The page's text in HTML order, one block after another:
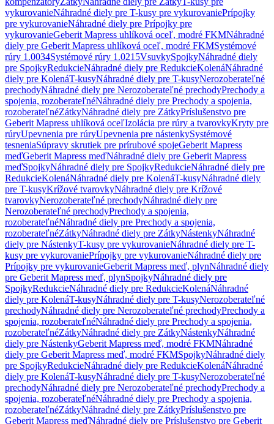
vykurovanieNáhradné diely pre T-kusy pre vykurovaniePrípojky
pre vykurovanieNáhradné diely pre Prípojky pre
vykurovanieGeberit Mapress uhlíková oceľ, modré FKMNáhradné
diely pre Geberit Mapress uhlíková oceľ, modré FKMSystémové
rúry 1.0034Systémové rúry 1.0215VsuvkySpojkyNáhradné diely
pre SpojkyRedukcieNáhradné diely pre RedukcieKolenáNáhradné
diely pre KolenáT-kusyNáhradné diely pre T-kusyNerozoberateľné
prechodyNáhradné diely pre Nerozoberateľné prechodyPrechody a
spojenia, rozoberateľnéNáhradné diely pre Prechody a spojenia,
rozoberateľnéZátkyNáhradné diely pre ZátkyPríslušenstvo pre
Geberit Mapress uhlíková oceľIzolácia pre rúry a tvarovkyKryty pre
rúryUpevnenia pre rúryUpevnenia pre nástenkySystémové
tesneniaSúpravy skrutiek pre prírubové spojeGeberit Mapress
meďGeberit Mapress meďNáhradné diely pre Geberit Mapress
meďSpojkyNáhradné diely pre SpojkyRedukcieNáhradné diely pre
RedukcieKolenáNáhradné diely pre KolenáT-kusyNáhradné diely
pre T-kusyKrížové tvarovkyNáhradné diely pre Krížové
tvarovkyNerozoberateľné prechodyNáhradné diely pre
Nerozoberateľné prechodyPrechody a spojenia,
rozoberateľnéNáhradné diely pre Prechody a spojenia,
rozoberateľnéZátkyNáhradné diely pre ZátkyNástenkyNáhradné
diely pre NástenkyT-kusy pre vykurovanieNáhradné diely pre T-
kusy pre vykurovaniePrípojky pre vykurovanieNáhradné diely pre
Prípojky pre vykurovanieGeberit Mapress meď, plynNáhradné diely
pre Geberit Mapress meď, plynSpojkyNáhradné diely pre
SpojkyRedukcieNáhradné diely pre RedukcieKolenáNáhradné
diely pre KolenáT-kusyNáhradné diely pre T-kusyNerozoberateľné
prechodyNáhradné diely pre Nerozoberateľné prechodyPrechody a
spojenia, rozoberateľnéNáhradné diely pre Prechody a spojenia,
rozoberateľnéZátkyNáhradné diely pre ZátkyNástenkyNáhradné
diely pre NástenkyGeberit Mapress meď, modré FKMNáhradné
diely pre Geberit Mapress meď, modré FKMSpojkyNáhradné diely
pre SpojkyRedukcieNáhradné diely pre RedukcieKolenáNáhradné
diely pre KolenáT-kusyNáhradné diely pre T-kusyNerozoberateľné
prechodyNáhradné diely pre Nerozoberateľné prechodyPrechody a
spojenia, rozoberateľnéNáhradné diely pre Prechody a spojenia,
rozoberateľnéZátkyNáhradné diely pre ZátkyPríslušenstvo pre
Geberit Mapress meďNáhradné diely pre Príslušenstvo pre Geberit